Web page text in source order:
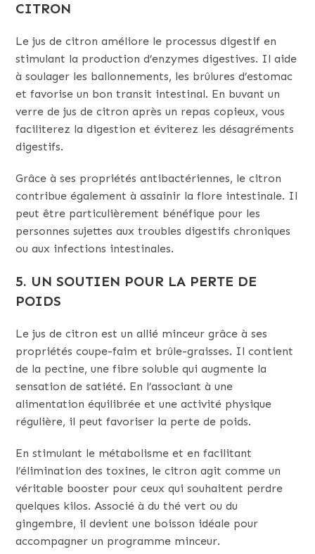
CITRON
Le jus de citron améliore le processus digestif en
stimulant la production d’enzymes digestives. Il aide
à soulager les ballonnements, les brûlures d’estomac
et favorise un bon transit intestinal. En buvant un
verre de jus de citron après un repas copieux, vous
faciliterez la digestion et éviterez les désagréments
digestifs.
Grâce à ses propriétés antibactériennes, le citron
contribue également à assainir la flore intestinale. Il
peut être particulièrement bénéfique pour les
personnes sujettes aux troubles digestifs chroniques
ou aux infections intestinales.
5. UN SOUTIEN POUR LA PERTE DE
POIDS
Le jus de citron est un allié minceur grâce à ses
propriétés coupe-faim et brûle-graisses. Il contient
de la pectine, une fibre soluble qui augmente la
sensation de satiété. En l’associant à une
alimentation équilibrée et une activité physique
régulière, il peut favoriser la perte de poids.
En stimulant le métabolisme et en facilitant
l’élimination des toxines, le citron agit comme un
véritable booster pour ceux qui souhaitent perdre
quelques kilos. Associé à du thé vert ou du
gingembre, il devient une boisson idéale pour
accompagner un programme minceur.